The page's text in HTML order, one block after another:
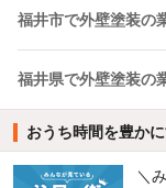
福井市で外壁塗装の
福井県で外壁塗装の
おうち時間を豊か
＼